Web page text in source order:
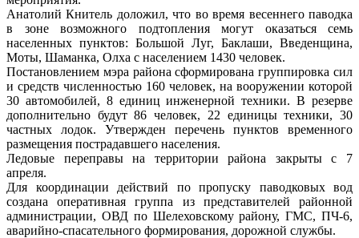
Анатолий Книтель доложил, что во время весеннего паводка
в зоне возможного подтопления могут оказаться семь
населенных пунктов: Большой Луг, Баклаши, Введенщина,
Моты, Шаманка, Олха с населением 1430 человек.
Постановлением мэра района сформирована группировка сил
и средств численностью 160 человек, на вооружении которой
30 автомобилей, 8 единиц инженерной техники. В резерве
дополнительно будут 86 человек, 22 единицы техники, 30
частных лодок. Утвержден перечень пунктов временного
размещения пострадавшего населения.
Ледовые переправы на территории района закрыты с 7
апреля.
Для координации действий по пропуску паводковых вод
создана оперативная группа из представителей районной
администрации, ОВД по Шелеховскому району, ГМС, ПЧ-6,
аварийно-спасательного формирования, дорожной службы.